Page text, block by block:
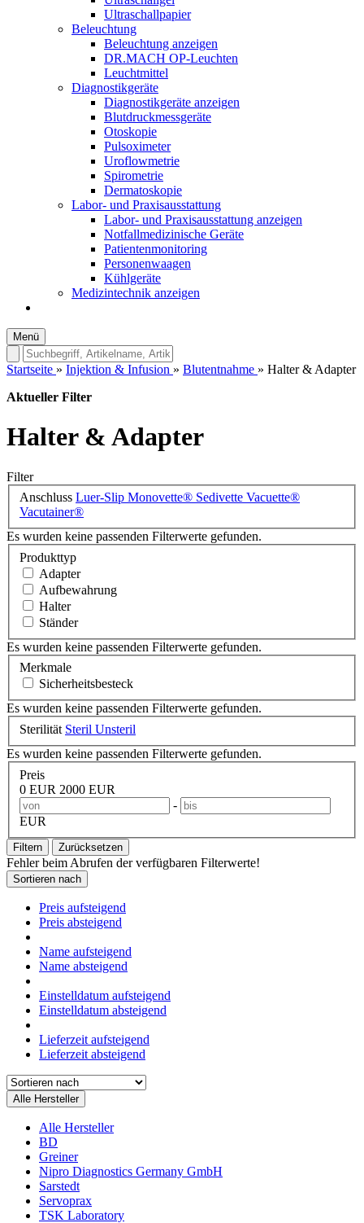
Ultraschallpapier
Beleuchtung
Beleuchtung anzeigen
DR.MACH OP-Leuchten
Leuchtmittel
Diagnostikgeräte
Diagnostikgeräte anzeigen
Blutdruckmessgeräte
Otoskopie
Pulsoximeter
Uroflowmetrie
Spirometrie
Dermatoskopie
Labor- und Praxisausstattung
Labor- und Praxisausstattung anzeigen
Notfallmedizinische Geräte
Patientenmonitoring
Personenwaagen
Kühlgeräte
Medizintechnik anzeigen
Menü
Startseite » Injektion & Infusion » Blutentnahme » Halter & Adapter
Aktueller Filter
Halter & Adapter
Filter
Anschluss Luer-Slip Monovette® Sedivette Vacuette®
Vacutainer®
Es wurden keine passenden Filterwerte gefunden.
Produkttyp
Adapter
Aufbewahrung
Halter
Ständer
Es wurden keine passenden Filterwerte gefunden.
Merkmale
Sicherheitsbesteck
Es wurden keine passenden Filterwerte gefunden.
Sterilität Steril Unsteril
Es wurden keine passenden Filterwerte gefunden.
Preis
0 EUR 2000 EUR
-
EUR
Filtern Zurücksetzen
Fehler beim Abrufen der verfügbaren Filterwerte!
Sortieren nach
Preis aufsteigend
Preis absteigend
Name aufsteigend
Name absteigend
Einstelldatum aufsteigend
Einstelldatum absteigend
Lieferzeit aufsteigend
Lieferzeit absteigend
Alle Hersteller
Alle Hersteller
BD
Greiner
Nipro Diagnostics Germany GmbH
Sarstedt
Servoprax
TSK Laboratory